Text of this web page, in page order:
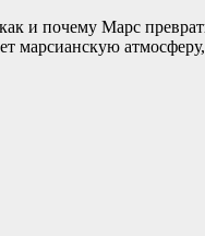
и почему Марс
марсианскую